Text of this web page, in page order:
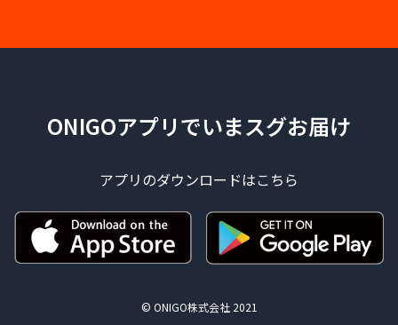
ONIGOアプリでいまスグお届け
アプリのダウンロードはこちら
© ONIGO株式会社 2021